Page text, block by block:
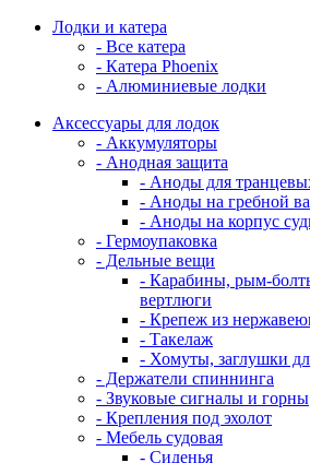
Лодки и катера
- Все катера
- Катера Phoenix
- Алюминиевые лодки
Аксессуары для лодок
- Аккумуляторы
- Анодная защита
- Аноды для
- Аноды на гребной
- Аноды на корпус
- Гермоупаковка
- Дельные вещи
- Карабины, рым-
вертлюги
- Крепеж из
- Такелаж
- Хомуты, заглушки
- Держатели спиннинга
- Звуковые сигналы и горны
- Крепления под эхолот
- Мебель судовая
- Сиденья